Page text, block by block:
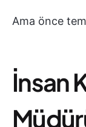
Ama önce
İnsan